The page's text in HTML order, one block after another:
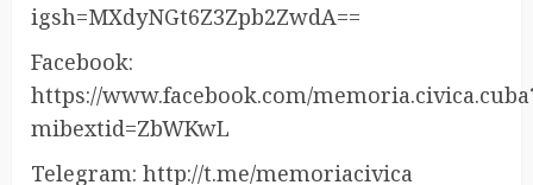
igsh=MXdyNGt6Z3Zpb2ZwdA==
Facebook:
https://www.facebook.com/
mibextid=ZbWKwL
Telegram: http://t.me/memoriacivica